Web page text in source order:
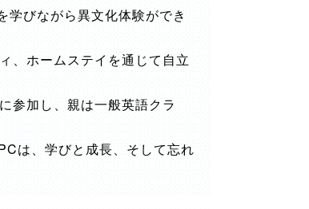
びながら異文化体験ができ
、ホームステイを通じて自立
参加し、親は一般英語クラ
は、学びと成長、そして忘れ